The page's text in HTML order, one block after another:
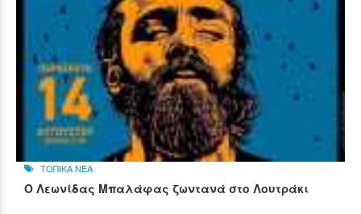
ΤΟΠΙΚΑ ΝΕΑ
Ο Λεωνίδας Μπαλάφας ζωντανά στο Λουτράκι